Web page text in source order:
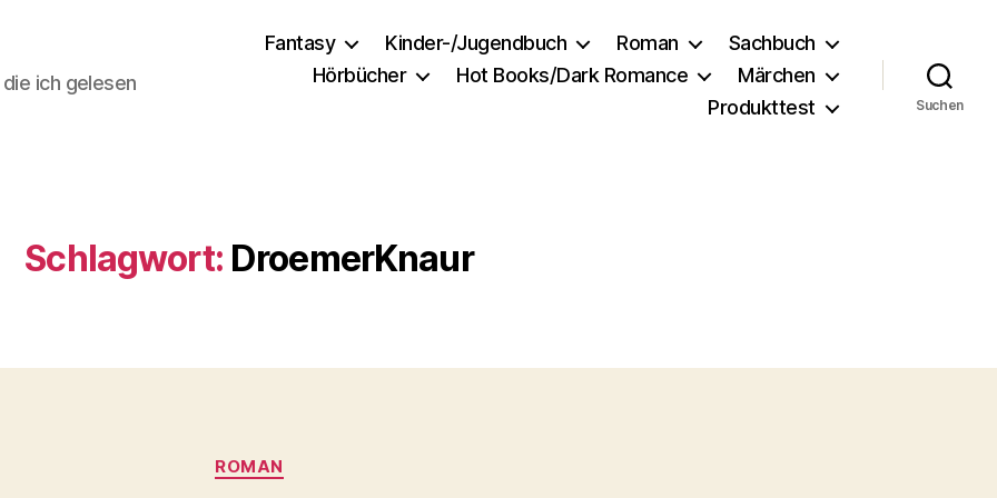
ich gelesen
Fantasy Kinder-/Jugendbuch Roman
Sachbuch
Hörbücher
Hot Books/Dark Romance
Märchen
Produkttest
Suchen
Schlagwort: DroemerKnaur
Kategorien
ROMAN